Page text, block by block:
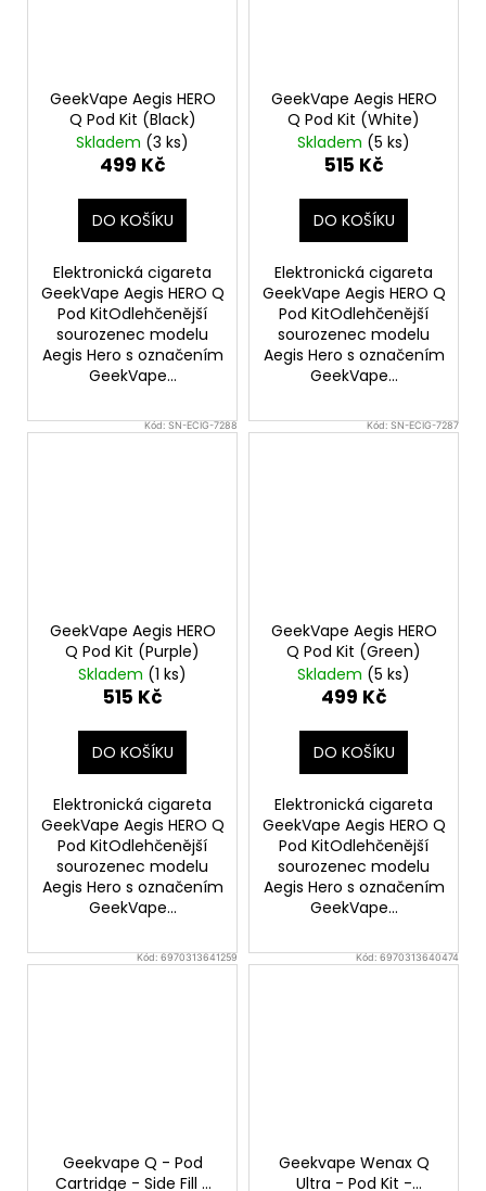
GeekVape Aegis HERO
Q Pod Kit (Black)
Skladem (3 ks)
499 Kč
DO KOŠÍKU
Elektronická cigareta
GeekVape Aegis HERO Q
Pod KitOdlehčenější
sourozenec modelu
Aegis Hero s označením
GeekVape...
GeekVape Aegis HERO
Q Pod Kit (White)
Skladem (5 ks)
515 Kč
DO KOŠÍKU
Elektronická cigareta
GeekVape Aegis HERO Q
Pod KitOdlehčenější
sourozenec modelu
Aegis Hero s označením
GeekVape...
Kód:SN-ECIG-7288
GeekVape Aegis HERO
Q Pod Kit (Purple)
Skladem (1 ks)
515 Kč
DO KOŠÍKU
Elektronická cigareta
GeekVape Aegis HERO Q
Pod KitOdlehčenější
sourozenec modelu
Aegis Hero s označením
GeekVape...
Kód:SN-ECIG-7287
GeekVape Aegis HERO
Q Pod Kit (Green)
Skladem (5 ks)
499 Kč
DO KOŠÍKU
Elektronická cigareta
GeekVape Aegis HERO Q
Pod KitOdlehčenější
sourozenec modelu
Aegis Hero s označením
GeekVape...
Kód:6970313641259
Geekvape Q - Pod
Cartridge - Side Fill -
Kód:6970313640474
Geekvape Wenax Q
Ultra - Pod Kit -